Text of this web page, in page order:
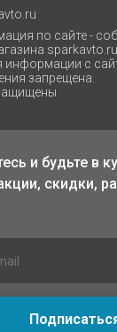
по сайте -
информации с
запрещена.
и будьте в
скидки,